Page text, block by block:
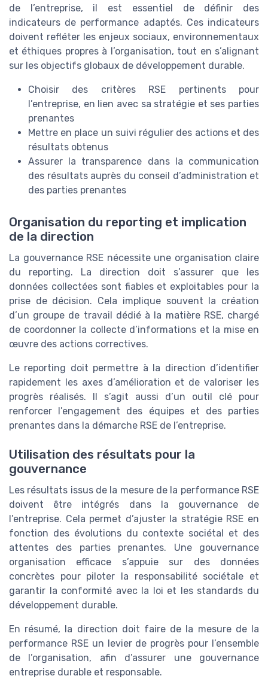
de l’entreprise, il est essentiel de définir des
indicateurs de performance adaptés. Ces indicateurs
doivent refléter les enjeux sociaux, environnementaux
et éthiques propres à l’organisation, tout en s’alignant
sur les objectifs globaux de développement durable.
Choisir des critères RSE pertinents pour
l’entreprise, en lien avec sa stratégie et ses parties
prenantes
Mettre en place un suivi régulier des actions et des
résultats obtenus
Assurer la transparence dans la communication
des résultats auprès du conseil d’administration et
des parties prenantes
Organisation du reporting et implication
de la direction
La gouvernance RSE nécessite une organisation claire
du reporting. La direction doit s’assurer que les
données collectées sont fiables et exploitables pour la
prise de décision. Cela implique souvent la création
d’un groupe de travail dédié à la matière RSE, chargé
de coordonner la collecte d’informations et la mise en
œuvre des actions correctives.
Le reporting doit permettre à la direction d’identifier
rapidement les axes d’amélioration et de valoriser les
progrès réalisés. Il s’agit aussi d’un outil clé pour
renforcer l’engagement des équipes et des parties
prenantes dans la démarche RSE de l’entreprise.
Utilisation des résultats pour la
gouvernance
Les résultats issus de la mesure de la performance RSE
doivent être intégrés dans la gouvernance de
l’entreprise. Cela permet d’ajuster la stratégie RSE en
fonction des évolutions du contexte sociétal et des
attentes des parties prenantes. Une gouvernance
organisation efficace s’appuie sur des données
concrètes pour piloter la responsabilité sociétale et
garantir la conformité avec la loi et les standards du
développement durable.
En résumé, la direction doit faire de la mesure de la
performance RSE un levier de progrès pour l’ensemble
de l’organisation, afin d’assurer une gouvernance
entreprise durable et responsable.